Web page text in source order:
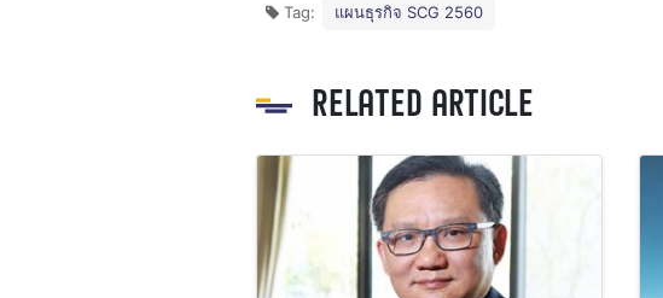
Tag: แผนธุรกิจ SCG 2560
RELATED ARTICLE